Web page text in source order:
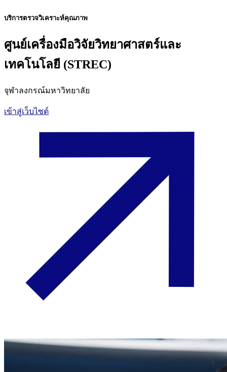
บริการตรวจวิเคราะห์คุณภาพ
ศูนย์เครื่องมือวิจัยวิทยาศาสตร์และ
เทคโนโลยี (STREC)
จุฬาลงกรณ์มหาวิทยาลัย
เข้าสู่เว็บไซต์